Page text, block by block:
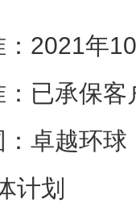
：2021年
：已承保
：卓越环
计划